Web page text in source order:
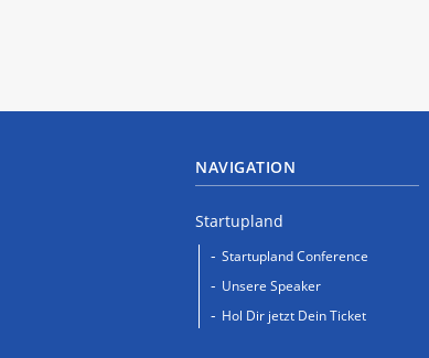
NAVIGATION
Startupland
Startupland Conference
Unsere Speaker
Hol Dir jetzt Dein Ticket